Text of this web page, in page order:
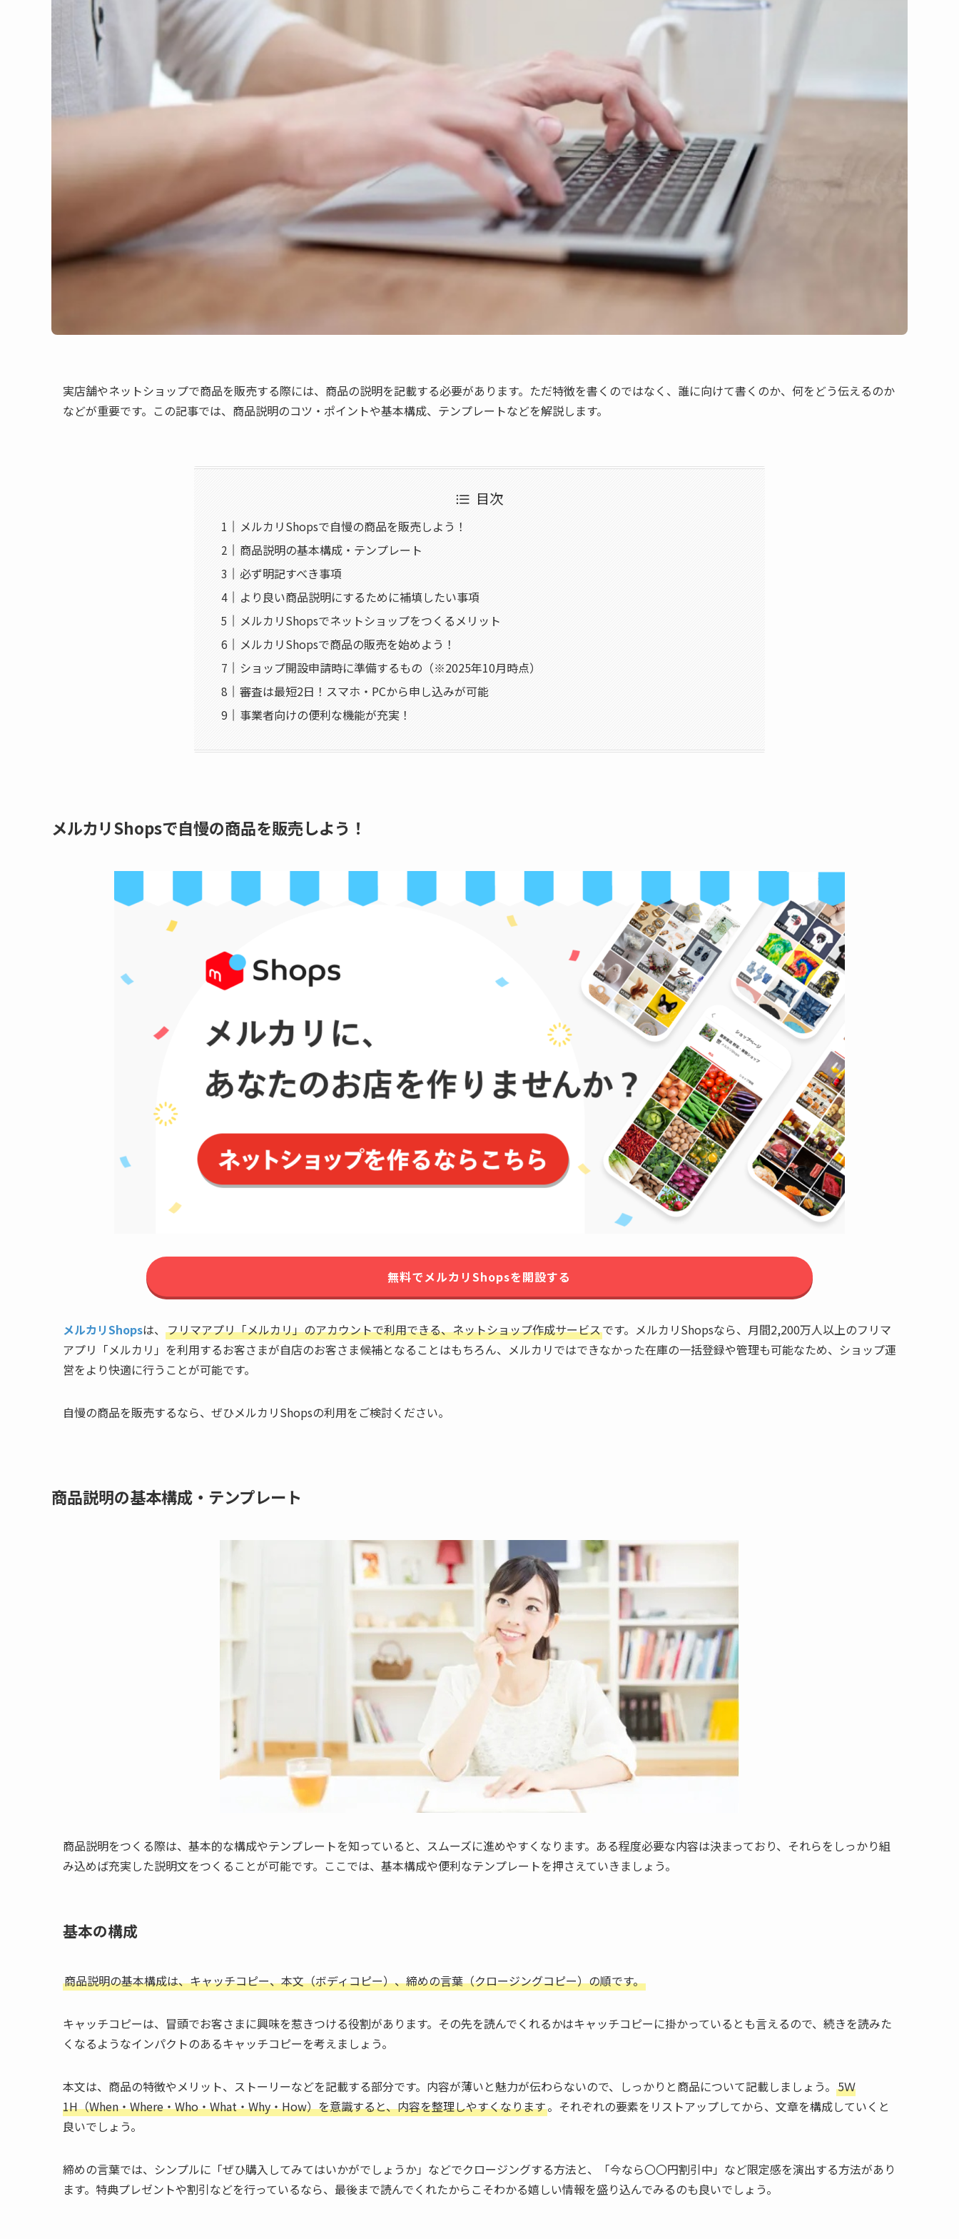
実店舗やネットショップで商品を販売する際には、商品の説明を記載する必要があります。ただ特徴を書くのではなく、誰に向けて書くのか、何をどう伝えるのか
などが重要です。この記事では、商品説明のコツ・ポイントや基本構成、テンプレートなどを解説します。
目次
メルカリShopsで自慢の商品を販売しよう！
商品説明の基本構成・テンプレート
必ず明記すべき事項
より良い商品説明にするために補填したい事項
メルカリShopsでネットショップをつくるメリット
メルカリShopsで商品の販売を始めよう！
ショップ開設申請時に準備するもの（※2025年10月時点）
審査は最短2日！スマホ・PCから申し込みが可能
事業者向けの便利な機能が充実！
メルカリShopsで自慢の商品を販売しよう！
無料でメルカリShopsを開設する
メルカリShopsは、 フリマアプリ「メルカリ」のアカウントで利用できる、ネットショップ作成サービスです。メルカリShopsなら、月間2,200万人以上のフリマ
アプリ「メルカリ」を利用するお客さまが自店のお客さま候補となることはもちろん、メルカリではできなかった在庫の一括登録や管理も可能なため、ショップ運
営をより快適に行うことが可能です。
自慢の商品を販売するなら、ぜひメルカリShopsの利用をご検討ください。
商品説明の基本構成・テンプレート
商品説明をつくる際は、基本的な構成やテンプレートを知っていると、スムーズに進めやすくなります。ある程度必要な内容は決まっており、それらをしっかり組
み込めば充実した説明文をつくることが可能です。ここでは、基本構成や便利なテンプレートを押さえていきましょう。
基本の構成
商品説明の基本構成は、キャッチコピー、本文（ボディコピー）、締めの言葉（クロージングコピー）の順です。
キャッチコピーは、冒頭でお客さまに興味を惹きつける役割があります。その先を読んでくれるかはキャッチコピーに掛かっているとも言えるので、続きを読みた
くなるようなインパクトのあるキャッチコピーを考えましょう。
本文は、商品の特徴やメリット、ストーリーなどを記載する部分です。内容が薄いと魅力が伝わらないので、しっかりと商品について記載しましょう。 5Ｗ
1H（When・Where・Who・What・Why・How）を意識すると、内容を整理しやすくなります。それぞれの要素をリストアップしてから、文章を構成していくと
良いでしょう。
締めの言葉では、シンプルに「ぜひ購入してみてはいかがでしょうか」などでクロージングする方法と、「今なら〇〇円割引中」など限定感を演出する方法があり
ます。特典プレゼントや割引などを行っているなら、最後まで読んでくれたからこそわかる嬉しい情報を盛り込んでみるのも良いでしょう。